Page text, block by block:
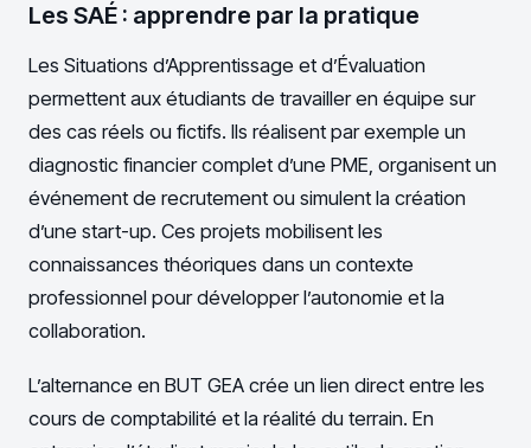
Les SAÉ : apprendre par la pratique
Les Situations d’Apprentissage et d’Évaluation
permettent aux étudiants de travailler en équipe sur
des cas réels ou fictifs. Ils réalisent par exemple un
diagnostic financier complet d’une PME, organisent un
événement de recrutement ou simulent la création
d’une start-up. Ces projets mobilisent les
connaissances théoriques dans un contexte
professionnel pour développer l’autonomie et la
collaboration.
L’alternance en BUT GEA crée un lien direct entre les
cours de comptabilité et la réalité du terrain. En